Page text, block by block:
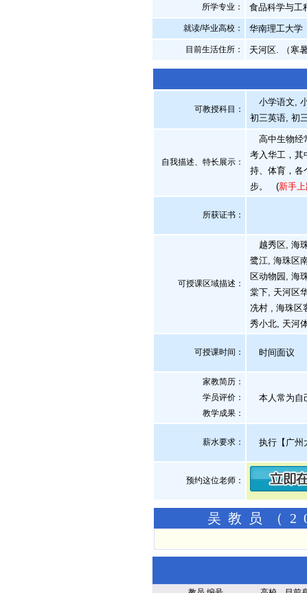
所学专业： 食品科学与工
就读/毕业高校： 华南理工大学
目前生活住所： 天河区. （寒
可教授科目：
小学语文,
初三英语, 初
自我描述、特长展示 ：
高中生物经
考入华工，其
持、体育，各
步。
(新手
所获证书 ：
可授课区域描述：
越秀区, 海
鹭江, 海珠区
区动物园, 海
棠下, 天河区
冼村 , 海珠区
秀小北, 天河
可授课时间： 时间面议
家教简历：
学员评价：
教学成果：
本人常为自
薪水要求： 执行【广州
预约这位老师：
吴教员（